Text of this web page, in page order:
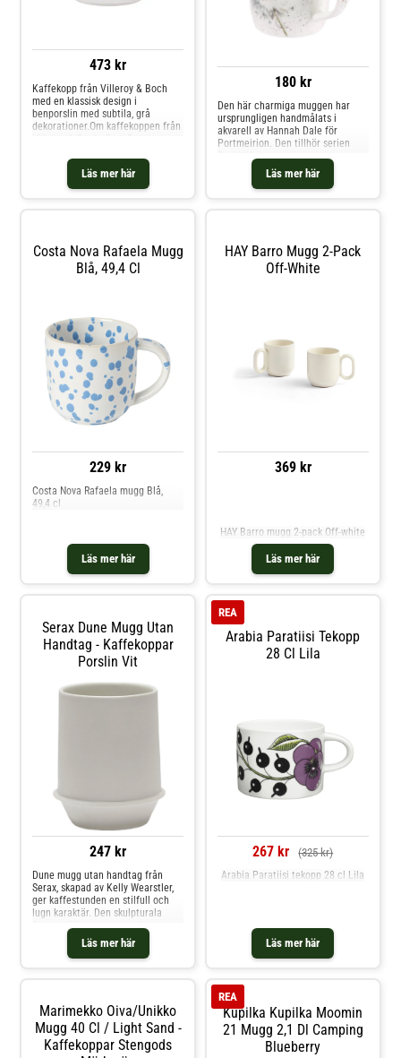
473 kr
Läs mer här
Kaffekopp från Villeroy & Boch
med en klassisk design i
benporslin med subtila, grå
dekorationer.Om kaffekoppen från
formerna.- Gjord av
benporslin.Skötselråd för
kaffekoppen- Tål mikrovågsugn.-
180 kr
Läs mer här
Den här charmiga muggen har
ursprungligen handmålats i
akvarell av Hannah Dale för
Portmeirion. Den tillhör serien
Royal Worcester Wrendale som
består av muggar med olika
djurmotiv som sprudlar av
personlighet och livfullhet. En
mikrovågsugn. Shoppa
Kaffekoppar och mer Muggar &
Koppar hos Royal Design.
Costa Nova Rafaela Mugg
Blå, 49,4 Cl
229 kr
Läs mer här
Costa Nova Rafaela mugg Blå,
49,4 cl
HAY Barro Mugg 2-Pack
Off-White
369 kr
Läs mer här
HAY Barro mugg 2-pack Off-white
Serax Dune Mugg Utan
Handtag - Kaffekoppar
Porslin Vit
247 kr
Läs mer här
Dune mugg utan handtag från
Serax, skapad av Kelly Wearstler,
ger kaffestunden en stilfull och
lugn karaktär. Den skulpturala
formen tillsammans med
samspelet mellan matt och
glansig glasyr skapar en taktil
känsla som gör varje klunk mer
miljö som i en mer uttrycksfull
dukning.Om muggen från Serax-
Design av Kelly Wearstler för
Serax.- Massfärgat porslin i
Arabia Paratiisi Tekopp
28 Cl Lila
REA
267 kr (325 kr)
Läs mer här
Arabia Paratiisi tekopp 28 cl Lila
Marimekko Oiva/unikko
Mugg 40 Cl / Light Sand -
Kaffekoppar Stengods
Kupilka Kupilka Moomin
21 Mugg 2,1 Dl Camping
Blueberry
REA